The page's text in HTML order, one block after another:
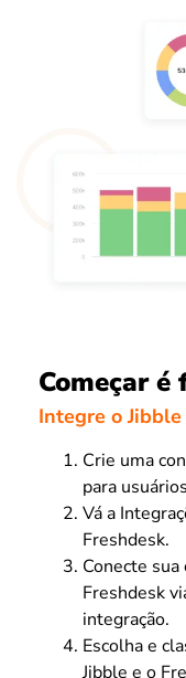
Começar é
Integre o
Crie uma
para
Vá a
Freshdesk.
Conecte
Freshdesk
integração.
Escolha e
Jibble e o